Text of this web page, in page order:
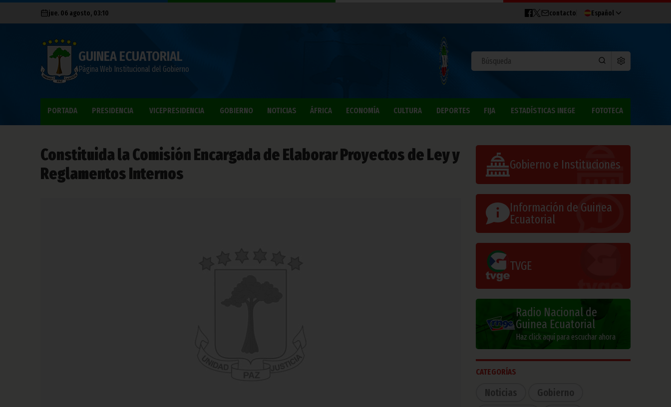
jue. 06 agosto, 03:10 contacto Español
GUINEA ECUATORIAL
Página Web Institucional del Gobierno
PORTADA PRESIDENCIA VICEPRESIDENCIA GOBIERNO NOTICIAS ÁFRICA ECONOMÍA CULTURA DEPORTES FIJA ESTADÍSTICAS INEGE FOTOTECA
Constituida la Comisión Encargada de Elaborar Proyectos de Ley y
Reglamentos Internos
Gobierno e Instituciones
Información de Guinea
Ecuatorial
TVGE
Radio Nacional de
Guinea Ecuatorial
Haz click aquí para escuchar ahora
CATEGORÍAS
Noticias
Gobierno